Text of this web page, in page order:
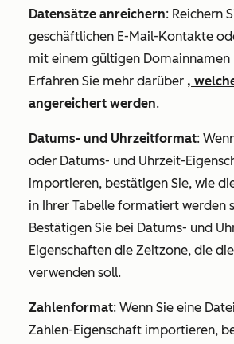
Datensätze anreichern: Reichern
geschäftlichen E-Mail-Kontakte
mit einem gültigen Domainnamen
Erfahren Sie mehr darüber ,
angereichert werden.
Datums- und Uhrzeitformat:
oder Datums- und Uhrzeit-
importieren, bestätigen Sie, wie
in Ihrer Tabelle formatiert werden
Bestätigen Sie bei Datums- und
Eigenschaften die Zeitzone, die
verwenden soll.
Zahlenformat: Wenn Sie eine
Zahlen-Eigenschaft importieren,